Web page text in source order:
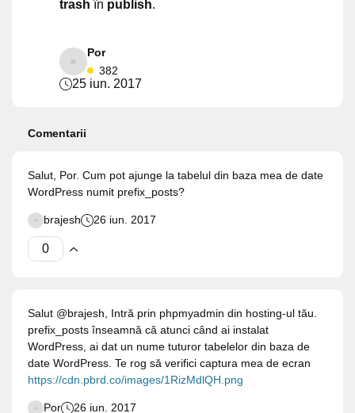
trash în publish.
Por
382
25 iun. 2017
Comentarii
Salut, Por. Cum pot ajunge la tabelul din baza mea de date
WordPress numit prefix_posts?
brajesh 26 iun. 2017
Salut @brajesh, Intră prin phpmyadmin din hosting-ul tău.
prefix_posts înseamnă că atunci când ai instalat
WordPress, ai dat un nume tuturor tabelelor din baza de
date WordPress. Te rog să verifici captura mea de ecran
https://cdn.pbrd.co/images/1RizMdlQH.png
Por 26 iun. 2017